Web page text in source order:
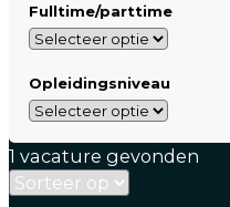
Fulltime/parttime
Opleidingsniveau
1 vacature gevonden